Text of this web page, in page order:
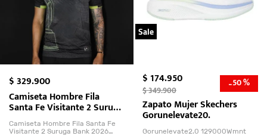
$329.900
Camiseta Hombre Fila
Santa Fe Visitante 2 Suruga
Bank 2026
Camiseta Hombre Fila Santa Fe
Visitante 2 Suruga Bank 2026
Sale
$174.950
$349.900 -50 %
Zapato Mujer Skechers
Gorunelevate20.
Gorunelevate2.0 129000Wmnt